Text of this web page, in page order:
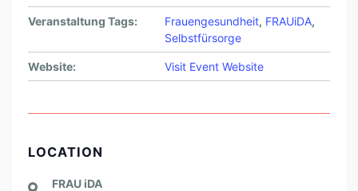
Ü
U
G
Veranstaltung Tags: Frauengesundheit, FRAUiDA,
Selbstfürsorge
Website: Visit Event Website
LOCATION
FRAU iDA